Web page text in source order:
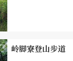
岭脚寮登山步道